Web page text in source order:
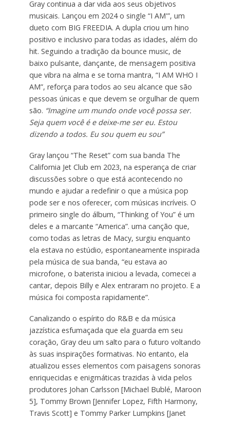
Gray continua a dar vida aos seus objetivos
musicais. Lançou em 2024 o single “I AM'”, um
dueto com BIG FREEDIA. A dupla criou um hino
positivo e inclusivo para todas as idades, além do
hit. Seguindo a tradição da bounce music, de
baixo pulsante, dançante, de mensagem positiva
que vibra na alma e se torna mantra, “I AM WHO I
AM”, reforça para todos ao seu alcance que são
pessoas únicas e que devem se orgulhar de quem
são. “Imagine um mundo onde você possa ser.
Seja quem você é e deixe-me ser eu. Estou
dizendo a todos. Eu sou quem eu sou”
Gray lançou “The Reset” com sua banda The
California Jet Club em 2023, na esperança de criar
discussões sobre o que está acontecendo no
mundo e ajudar a redefinir o que a música pop
pode ser e nos oferecer, com músicas incríveis. O
primeiro single do álbum, “Thinking of You” é um
deles e a marcante “America”. uma canção que,
como todas as letras de Macy, surgiu enquanto
ela estava no estúdio, espontaneamente inspirada
pela música de sua banda, “eu estava ao
microfone, o baterista iniciou a levada, comecei a
cantar, depois Billy e Alex entraram no projeto. E a
música foi composta rapidamente”.
Canalizando o espírito do R&B e da música
jazzística esfumaçada que ela guarda em seu
coração, Gray deu um salto para o futuro voltando
às suas inspirações formativas. No entanto, ela
atualizou esses elementos com paisagens sonoras
enriquecidas e enigmáticas trazidas à vida pelos
produtores Johan Carlsson [Michael Bublé, Maroon
5], Tommy Brown [Jennifer Lopez, Fifth Harmony,
Travis Scott] e Tommy Parker Lumpkins [Janet